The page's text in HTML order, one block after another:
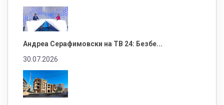
Андреа Серафимовски на ТВ 24: Безбе...
30.07.2026